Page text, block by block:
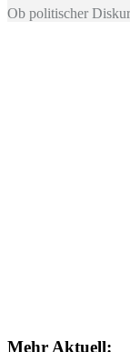
Ob politischer
Mehr Aktuell: